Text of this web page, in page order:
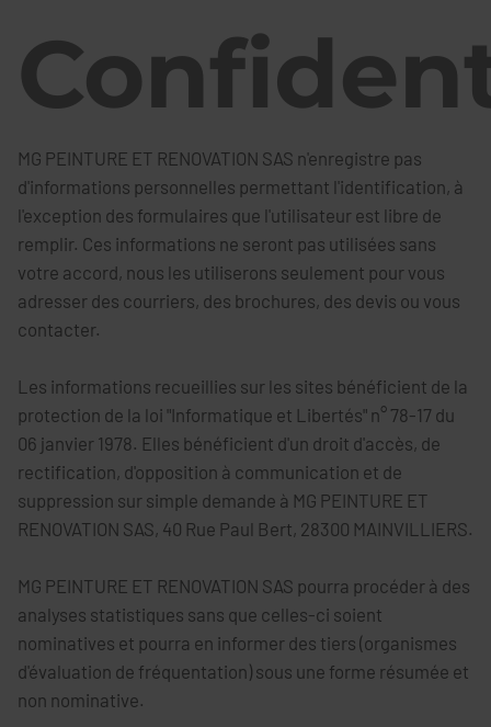
MG PEINTURE ET RENOVATION SAS n'enregistre pas
d'informations personnelles permettant l'identification, à
l'exception des formulaires que l'utilisateur est libre de
remplir. Ces informations ne seront pas utilisées sans
votre accord, nous les utiliserons seulement pour vous
adresser des courriers, des brochures, des devis ou vous
contacter.
Les informations recueillies sur les sites bénéficient de la
protection de la loi "Informatique et Libertés" n° 78-17 du
06 janvier 1978. Elles bénéficient d'un droit d'accès, de
rectification, d'opposition à communication et de
suppression sur simple demande à MG PEINTURE ET
RENOVATION SAS, 40 Rue Paul Bert, 28300 MAINVILLIERS.
MG PEINTURE ET RENOVATION SAS pourra procéder à des
analyses statistiques sans que celles-ci soient
nominatives et pourra en informer des tiers (organismes
d'évaluation de fréquentation) sous une forme résumée et
non nominative.